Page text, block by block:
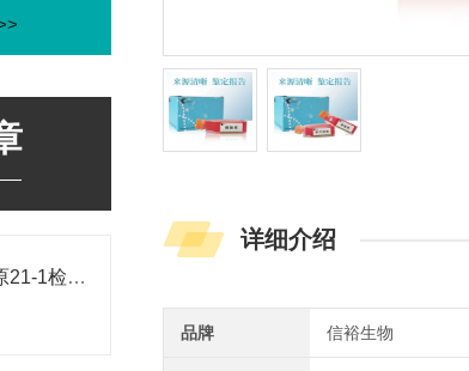
细胞角蛋白19片段抗原21-1检测试剂盒
详细介绍
品牌 信裕生物